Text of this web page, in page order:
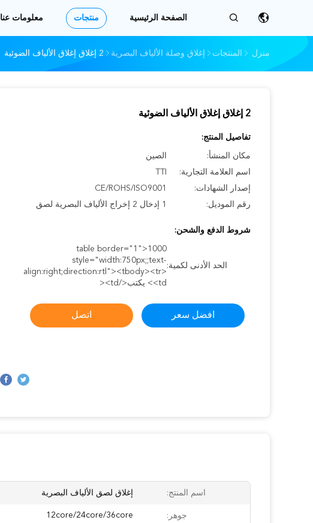
الصفحة الرئيسية منتجات معلومات عنا
منزل المنتجات إغلاق وصلة الألياف البصرية 2 إغلاق إغلاق الألياف الضوئية
2 إغلاق إغلاق الألياف الضوئية
تفاصيل المنتج:
مكان المنشأ:
الصين
اسم العلامة التجارية:
إصدار الشهادات:
CE/ROHS/ISO9001
رقم الموديل:
1 إدخال 2 إخراج الألياف البصرية لصق
شروط الدفع والشحن:
الحد الأدنى لكمية:
1000<table border="1"
style="width:750px;;text-
align:right;direction:rtl"><tbody><tr>
<td> يكتب</td><
افضل سعر اتصل
اسم المنتج: إغلاق لصق الألياف البصرية
جوهر: 12core/24core/36core